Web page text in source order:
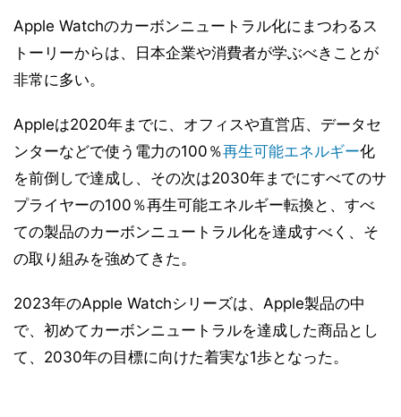
Apple Watchのカーボンニュートラル化にまつわるス
トーリーからは、日本企業や消費者が学ぶべきことが
非常に多い。
Appleは2020年までに、オフィスや直営店、データセ
ンターなどで使う電力の100％再生可能エネルギー化
を前倒しで達成し、その次は2030年までにすべてのサ
プライヤーの100％再生可能エネルギー転換と、すべ
ての製品のカーボンニュートラル化を達成すべく、そ
の取り組みを強めてきた。
2023年のApple Watchシリーズは、Apple製品の中
で、初めてカーボンニュートラルを達成した商品とし
て、2030年の目標に向けた着実な1歩となった。